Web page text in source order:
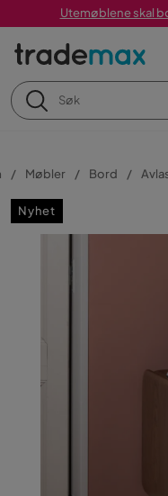
Utemøblene skal
Møbler Bord
Nyhet